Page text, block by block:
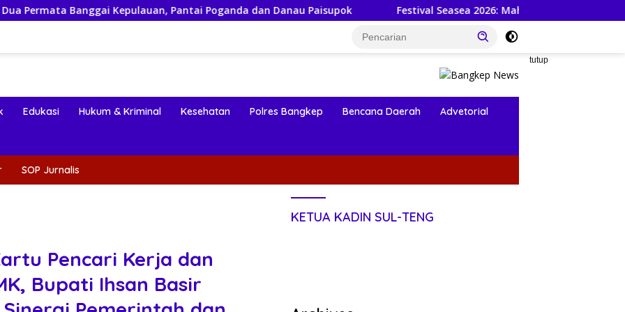
Kepulauan, Pantai Poganda dan Danau Paisupok Festival Seasea 2026: Mahasiswa KKN-PPM UGM dan Warga
tutup
Edukasi Hukum & Kriminal Kesehatan Polres Bangkep Bencana Daerah Advetorial
SOP Jurnalis
Pencari Kerja dan
Bupati Ihsan Basir
KETUA KADIN SUL-TENG